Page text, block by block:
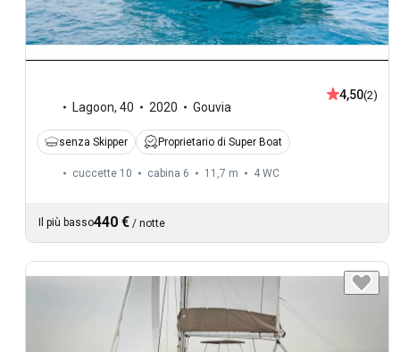
Lagoon, 40 2020 Gouvia
4,50(2)
senza Skipper Proprietario di Super Boat
cuccette 10 cabina 6 11,7 m 4 WC
Il più basso440 € / notte